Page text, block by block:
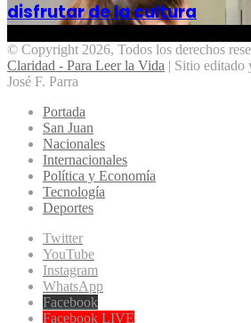
disfrutar de la cultura
© Copyright 2026, Todos los derechos
Claridad - Para Leer la Vida | Sitio
José F. Parra
Portada
San Juan
Nacionales
Internacionales
Política y Economía
Tecnología
Deportes
Twitter
YouTube
Instagram
WhatsApp
Facebook
Facebook LIVE